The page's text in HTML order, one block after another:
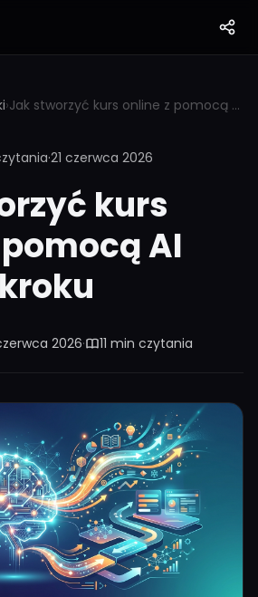
› Jak stworzyć kurs online z pomocą AI krok po kroku
·21 czerwca 2026
kurs
AI
2026· 11 min czytania